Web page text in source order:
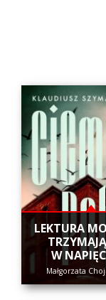
​LEKTURA
W
Małgorzata